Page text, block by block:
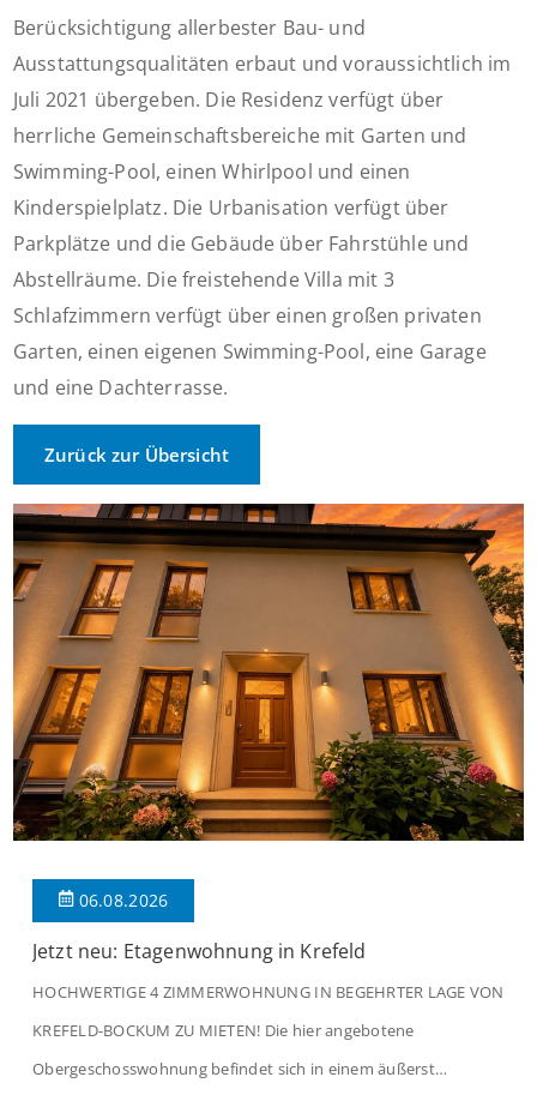
Berücksichtigung allerbester Bau- und
Ausstattungsqualitäten erbaut und voraussichtlich im
Juli 2021 übergeben. Die Residenz verfügt über
herrliche Gemeinschaftsbereiche mit Garten und
Swimming-Pool, einen Whirlpool und einen
Kinderspielplatz. Die Urbanisation verfügt über
Parkplätze und die Gebäude über Fahrstühle und
Abstellräume. Die freistehende Villa mit 3
Schlafzimmern verfügt über einen großen privaten
Garten, einen eigenen Swimming-Pool, eine Garage
und eine Dachterrasse.
Zurück zur Übersicht
06.08.2026
Jetzt neu: Etagenwohnung in Krefeld
HOCHWERTIGE 4 ZIMMERWOHNUNG IN BEGEHRTER LAGE VON
KREFELD-BOCKUM ZU MIETEN! Die hier angebotene
Obergeschosswohnung befindet sich in einem äußerst